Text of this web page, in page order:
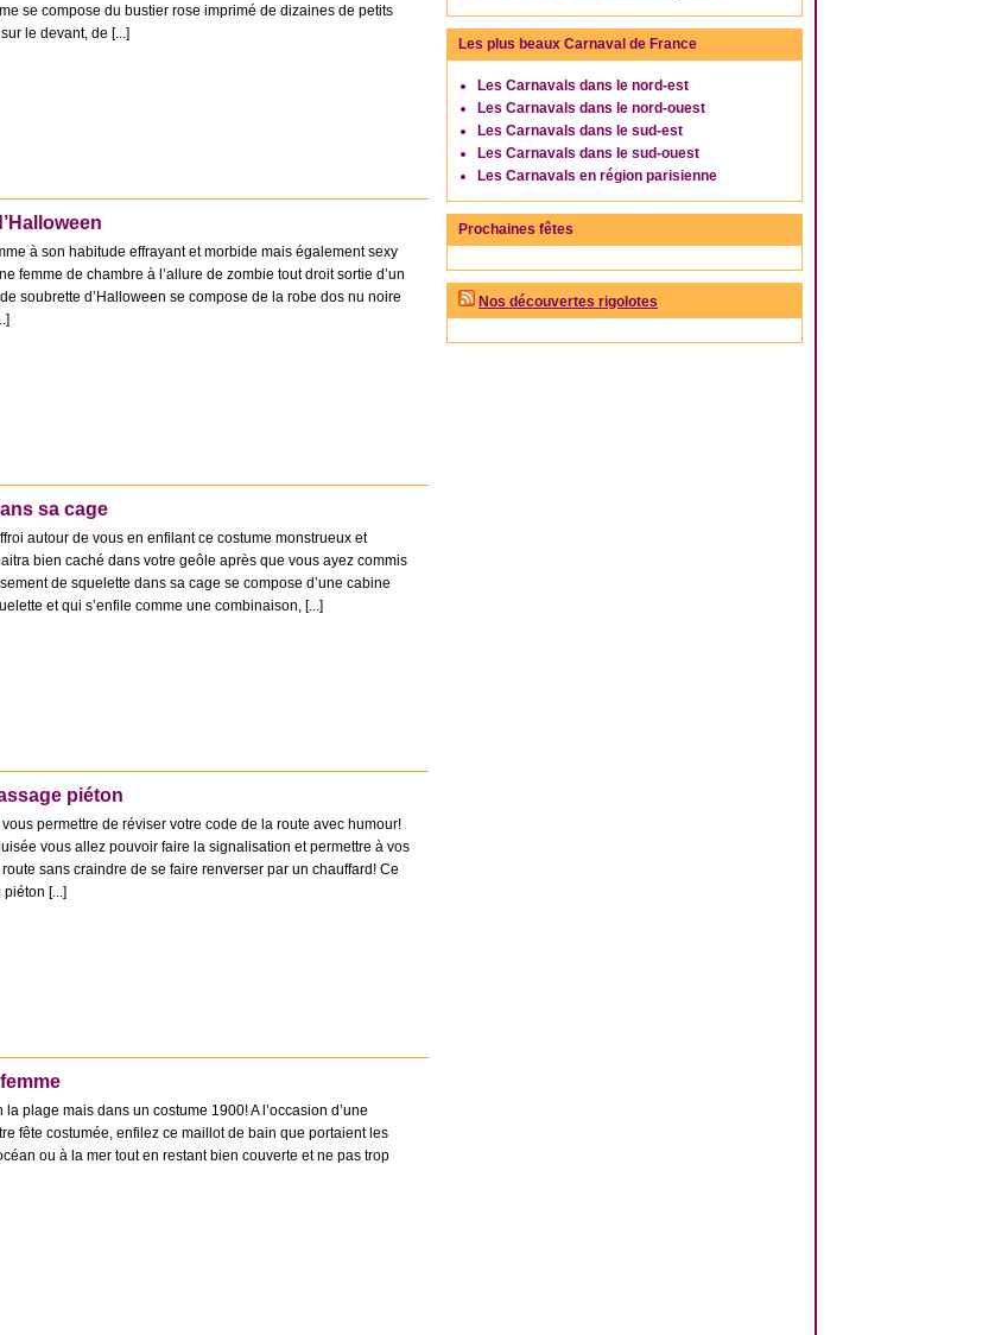
se compose du bustier rose imprimé de dizaines de petits
le devant, de [...]
à son habitude effrayant et morbide mais également sexy
femme de chambre à l’allure de zombie tout droit sortie d’un
soubrette d’Halloween se compose de la robe dos nu noire
sa cage
autour de vous en enfilant ce costume monstrueux et
bien caché dans votre geôle après que vous ayez commis
de squelette dans sa cage se compose d’une cabine
et qui s’enfile comme une combinaison, [...]
piéton
permettre de réviser votre code de la route avec humour!
vous allez pouvoir faire la signalisation et permettre à vos
sans craindre de se faire renverser par un chauffard! Ce
[...]
la plage mais dans un costume 1900! A l’occasion d’une
fête costumée, enfilez ce maillot de bain que portaient les
ou à la mer tout en restant bien couverte et ne pas trop
Les plus beaux Carnaval de France
Les Carnavals dans le nord-est
Les Carnavals dans le nord-ouest
Les Carnavals dans le sud-est
Les Carnavals dans le sud-ouest
Les Carnavals en région parisienne
Prochaines fêtes
Nos découvertes rigolotes